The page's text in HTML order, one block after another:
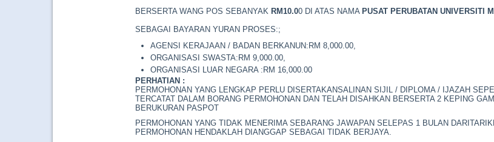
BERSERTA WANG POS SEBANYAK RM10.00 DI ATAS NAMA  PUSAT PERUBATAN UNIVERSITI
SEBAGAI BAYARAN YURAN PROSES:;
AGENSI KERAJAAN / BADAN BERKANUN:RM 8,000.00,
ORGANISASI SWASTA:RM 9,000.00,
ORGANISASI LUAR NEGARA :RM 16,000.00
PERHATIAN :
PERMOHONAN YANG LENGKAP PERLU DISERTAKANSALINAN SIJIL / DIPLOMA / IJAZAH
TERCATAT DALAM BORANG PERMOHONAN DAN TELAH DISAHKAN BERSERTA 2 KEPING
BERUKURAN PASPOT
PERMOHONAN YANG TIDAK MENERIMA SEBARANG JAWAPAN SELEPAS 1 BULAN
PERMOHONAN HENDAKLAH DIANGGAP SEBAGAI TIDAK BERJAYA.